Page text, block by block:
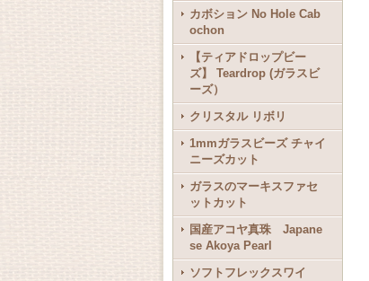
カボション No Hole Cab
ochon
【ティアドロップビー
ズ】 Teardrop (ガラスビ
ーズ）
クリスタル リボリ
1mmガラスビーズ チャイ
ニーズカット
ガラスのマーキスファセ
ットカット
国産アコヤ真珠 Japane
se Akoya Pearl
ソフトフレックスワイ